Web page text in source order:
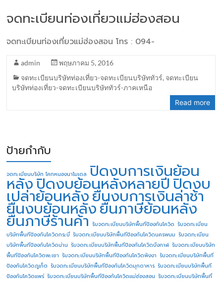
จดทะเบียนท่องเที่ยวแม่ฮ่องสอน
จดทะเบียนท่องเที่ยวแม่ฮ่องสอน โทร : 094-
admin
พฤษภาคม 5, 2016
จดทะเบียนบริษัทท่องเที่ยว-จดทะเบียนบริษัททัวร์, จดทะเบียน
บริษัทท่องเที่ยว-จดทะเบียนบริษัททัวร์-ภาคเหนือ
Read more
ป้ายกำกับ
จดทะเบียนบริษัท โคกหนองนาโมเดล ปิดงบการเงินย้อน
หลังปิดงบย้อนหลังหลายปี ปิดงบ
เปล่าย้อนหลังยื่นงบการเงินล่าช้า
ยื่นงบย้อนหลังยื่นภาษีย้อนหลัง
ยื่นภาษีร้านค้า รับจดทะเบียนบริษัทพื้นทีป้องกันโควิด รับจดทะเบียน
บริษัทพื้นทีป้องกันโควิดกระบี่ รับจดทะเบียนบริษัทพื้นทีป้องกันโควิดนครพนม รับจดทะเบียน
บริษัทพื้นทีป้องกันโควิดน่าน รับจดทะเบียนบริษัทพื้นทีป้องกันโควิดบึงกาฬ รับจดทะเบียนบริษัท
พื้นทีป้องกันโควิดพะเยา รับจดทะเบียนบริษัทพื้นทีป้องกันโควิดพังงา รับจดทะเบียนบริษัทพื้นที
ป้องกันโควิดภูเก็ต รับจดทะเบียนบริษัทพื้นทีป้องกันโควิดมุกดาหาร รับจดทะเบียนบริษัทพื้นที
ป้องกันโควิดแพร่ รับจดทะเบียนบริษัทพื้นทีป้องกันโควิดแม่ฮ่องสอน รับจดทะเบียนบริษัทพื้นที่